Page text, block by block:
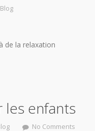
Blog
de la relaxation
les enfants
No Comments